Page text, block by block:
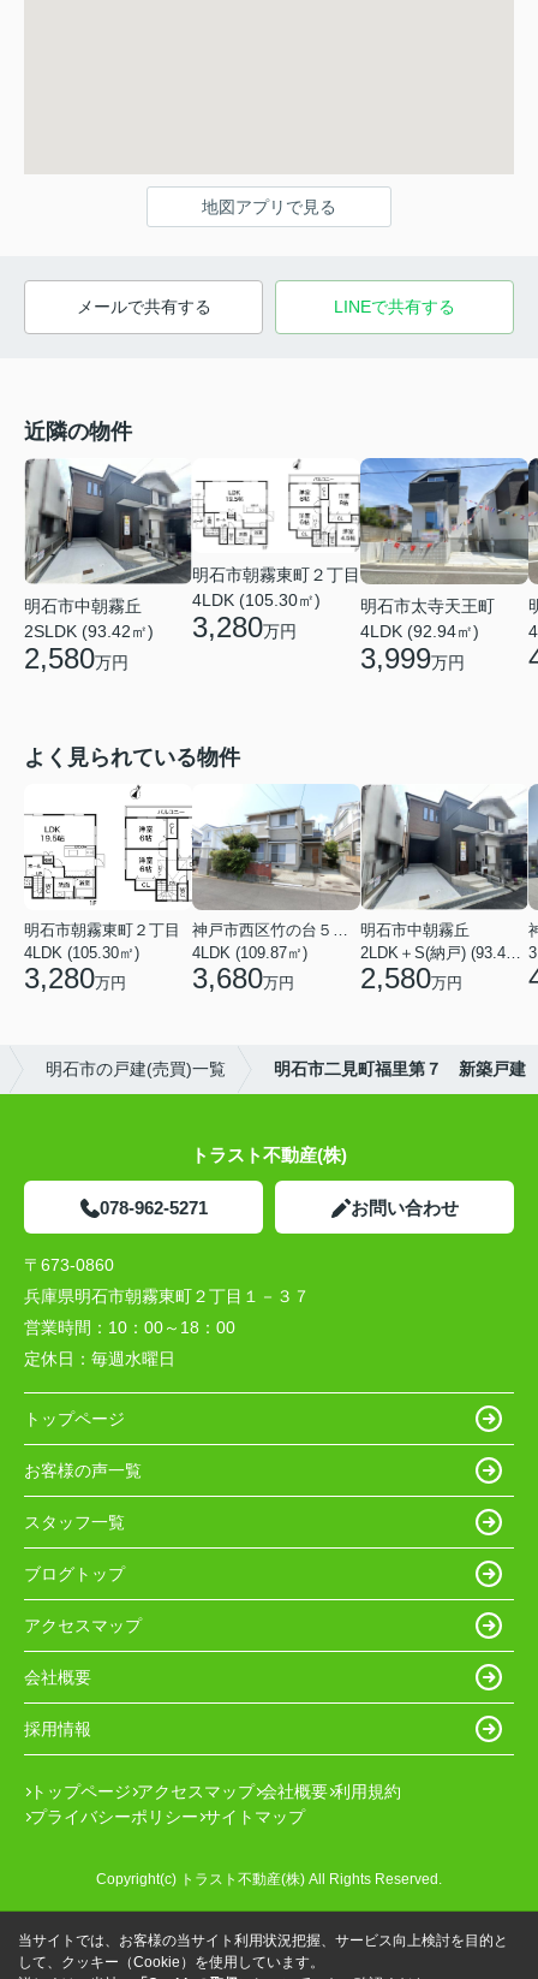
地図アプリで見る
メールで共有する LINEで共有する
近隣の物件
明石市中朝霧丘
2SLDK (93.42㎡)
2,580万円
明石市朝霧東町２丁目
4LDK (105.30㎡)
3,280万円
明石市太寺天王町
4LDK (92.94㎡)
3,999万円
よく見られている物件
明石市朝霧東町２丁目
4LDK (105.30㎡)
3,280万円
神戸市西区竹の台５丁目
4LDK (109.87㎡)
3,680万円
明石市中朝霧丘
2LDK＋S(納戸) (93.42㎡)
2,580万円
明石市の戸建(売買)一覧 明石市二見町福里第７ 新築戸建
トラスト不動産(株)
078-962-5271 お問い合わせ
〒673-0860
兵庫県明石市朝霧東町２丁目１－３７
営業時間： 10：00～18：00
定休日： 毎週水曜日
トップページ
お客様の声一覧
スタッフ一覧
ブログトップ
アクセスマップ
会社概要
採用情報
トップページ アクセスマップ 会社概要 利用規約
プライバシーポリシー サイトマップ
Copyright(c) トラスト不動産(株) All Rights Reserved.
当サイトでは、お客様の当サイト利用状況把握、サービス向上検討を目的と
して、クッキー（Cookie）を使用しています。